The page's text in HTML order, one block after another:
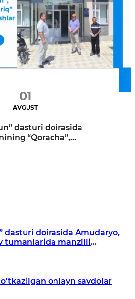
01
AVGUST
dasturi doirasida
“Qoracha”,
dasturi doirasida Amudaryo,
tumanlarida manzilli
onlayn savdolar